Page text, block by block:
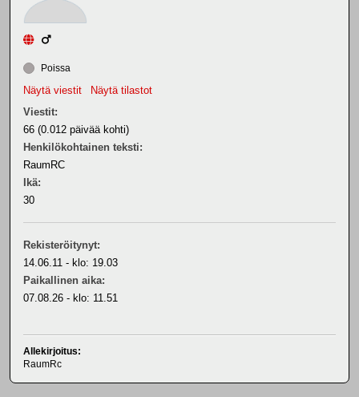
Poissa
Näytä viestit
Näytä tilastot
Viestit:
66 (0.012 päivää kohti)
Henkilökohtainen teksti:
RaumRC
Ikä:
30
Rekisteröitynyt:
14.06.11 - klo: 19.03
Paikallinen aika:
07.08.26 - klo: 11.51
Allekirjoitus:
RaumRc